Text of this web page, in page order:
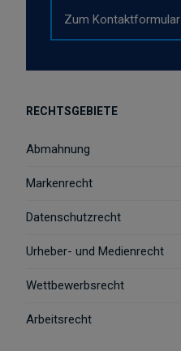
Zum Kontaktformular
RECHTSGEBIETE
Abmahnung
Markenrecht
Datenschutzrecht
Urheber- und Medienrecht
Wettbewerbsrecht
Arbeitsrecht